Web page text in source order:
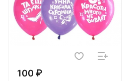
100 ₽